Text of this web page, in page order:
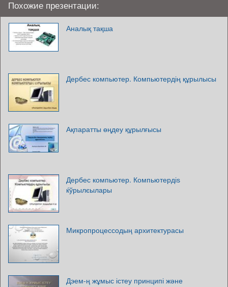
Похожие презентации:
Аналық тақша
Дербес компьютер. Компьютердің құрылысы
Ақпаратты өңдеу құрылғысы
Дербес компьютер. Компьютердіѕ
ќўрылєылары
Микропроцессодың архитектурасы
Дэем-ң жұмыс істеу принципі және